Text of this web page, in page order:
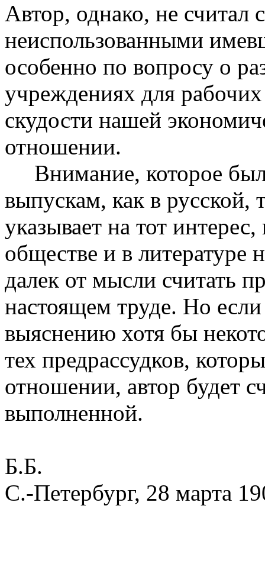
Автор, однако, не считал
неиспользованными
особенно по вопросу о
учреждениях для
скудости нашей
отношении.
Внимание, которое
выпускам, как в русской,
указывает на тот
обществе и в литературе
далек от мысли считать
настоящем труде. Но
выяснению хотя бы
тех предрассудков,
отношении, автор будет
выполненной.
Б.Б.
С.-Петербург, 28 марта